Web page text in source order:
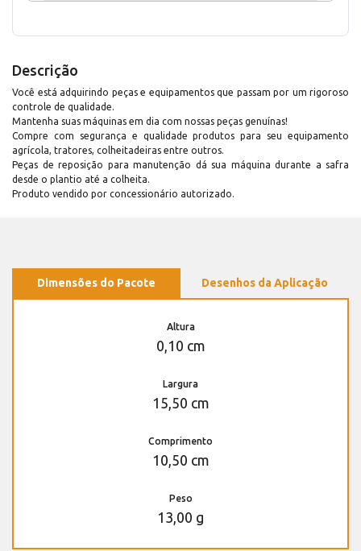
Descrição
Você está adquirindo peças e equipamentos que passam por um rigoroso
controle de qualidade.
Mantenha suas máquinas em dia com nossas peças genuínas!
Compre com segurança e qualidade produtos para seu equipamento
agrícola, tratores, colheitadeiras entre outros.
Peças de reposição para manutenção dá sua máquina durante a safra
desde o plantio até a colheita.
Produto vendido por concessionário autorizado.
Dimensões do Pacote Desenhos da Aplicação
Altura
0,10 cm
Largura
15,50 cm
Comprimento
10,50 cm
Peso
13,00 g